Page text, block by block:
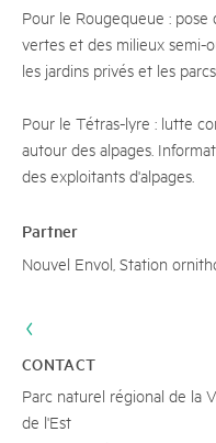
Pour le Rougequeue : pose
vertes et des milieux semi-
les jardins privés et les
Pour le Tétras-lyre : lutte
autour des alpages.
des exploitants d'alpages.
Partner
Nouvel Envol, Station
CONTACT
Parc naturel régional de la
de l'Est